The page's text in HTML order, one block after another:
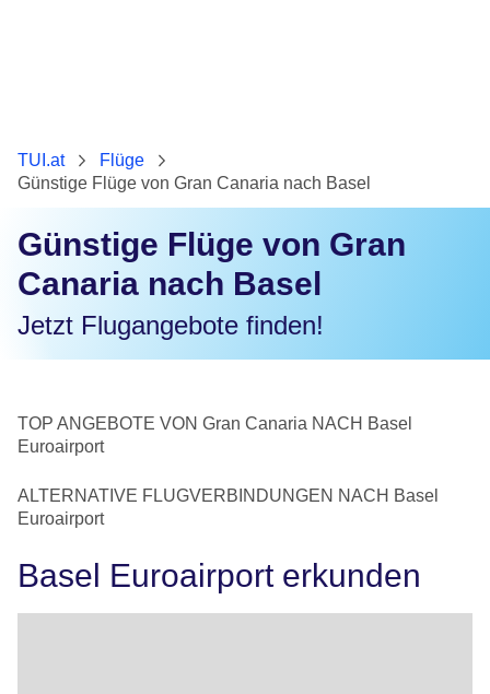
TUI.at
Flüge
Günstige Flüge von Gran Canaria nach Basel
Günstige Flüge von Gran
Canaria nach Basel
Jetzt Flugangebote finden!
TOP ANGEBOTE VON Gran Canaria NACH Basel
Euroairport
ALTERNATIVE FLUGVERBINDUNGEN NACH Basel
Euroairport
Basel Euroairport erkunden